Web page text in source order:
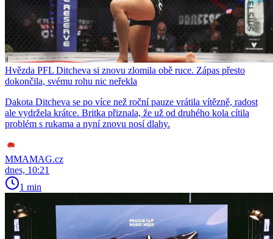
Hvězda PFL Ditcheva si znovu zlomila obě ruce. Zápas přesto
dokončila, svému rohu nic neřekla
Dakota Ditcheva se po více než roční pauze vrátila vítězně, radost
ale vydržela krátce. Britka přiznala, že už od druhého kola cítila
problém s rukama a nyní znovu nosí dlahy.
MMAMAG.cz
dnes, 10:21
1 min